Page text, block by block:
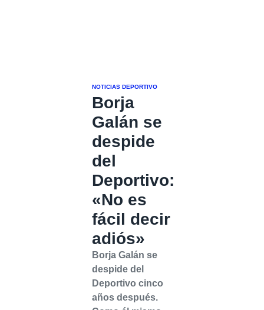
NOTICIAS DEPORTIVO
Borja
Galán se
despide
del
Deportivo:
«No es
fácil decir
adiós»
Borja Galán se
despide del
Deportivo cinco
años después.